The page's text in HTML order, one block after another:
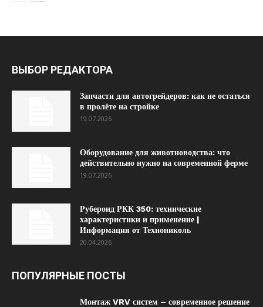
ВЫБОР РЕДАКТОРА
Запчасти для автогрейдеров: как не остаться
в пролёте на стройке
19.07.2026
Оборудование для животноводства: что
действительно нужно на современной ферме
19.07.2026
Рубероид РКК 350: технические
характеристики и применение |
Информация от Технониколь
20.04.2026
ПОПУЛЯРНЫЕ ПОСТЫ
Монтаж VRV систем – современное решение